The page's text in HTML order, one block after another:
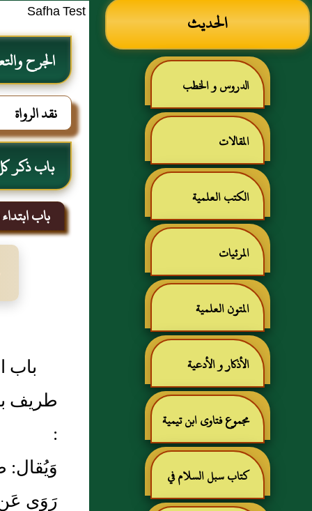
الحديث
الدروس و الخطب
المقالات
الكتب العلمية
المرئيات
المتون العلمية
الأذكار و الأدعية
مجموع فتاوى ابن تيمية
كتاب سبل السلام في
Safha Test
الجرح
نقد الرواة
باب ذكر
باب
باب
طريف
:
رَوَى